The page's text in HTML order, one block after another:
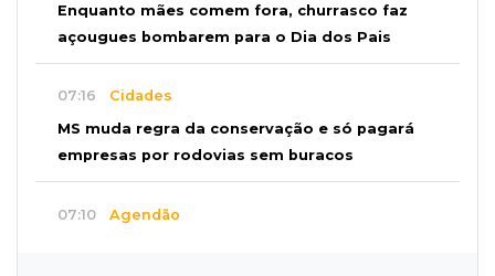
Enquanto mães comem fora, churrasco faz
açougues bombarem para o Dia dos Pais
07:16 Cidades
MS muda regra da conservação e só pagará
empresas por rodovias sem buracos
07:10 Agendão